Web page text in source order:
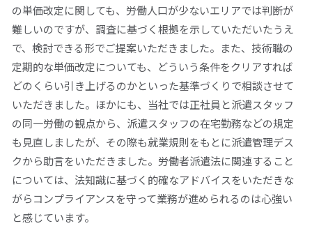
の単価改定に関しても、労働人口が少ないエリアでは判断が
難しいのですが、調査に基づく根拠を示していただいたうえ
で、検討できる形でご提案いただきました。また、技術職の
定期的な単価改定についても、どういう条件をクリアすれば
どのくらい引き上げるのかといった基準づくりで相談させて
いただきました。ほかにも、当社では正社員と派遣スタッフ
の同一労働の観点から、派遣スタッフの在宅勤務などの規定
も見直しましたが、その際も就業規則をもとに派遣管理デス
クから助言をいただきました。労働者派遣法に関連すること
については、法知識に基づく的確なアドバイスをいただきな
がらコンプライアンスを守って業務が進められるのは心強い
と感じています。